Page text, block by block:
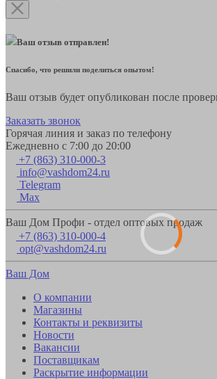
Ваш отзыв отправлен!
Спасибо, что решили поделиться опытом!
Ваш отзыв будет опубликован после
Заказать звонок
Горячая линия и заказ по телефону
Ежедневно с 7:00 до 20:00
+7 (863) 310-000-3
info@vashdom24.ru
Telegram
Max
Ваш Дом Профи - отдел оптовых продаж
+7 (863) 310-000-4
opt@vashdom24.ru
Ваш Дом
О компании
Магазины
Контакты и реквизиты
Новости
Вакансии
Поставщикам
Раскрытие информации